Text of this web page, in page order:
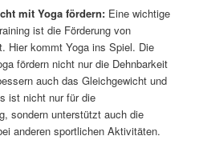
mit Yoga fördern: Eine wichtige
ist die Förderung von
Hier kommt Yoga ins Spiel. Die
fördern nicht nur die Dehnbarkeit
auch das Gleichgewicht und
ist nicht nur für die
sondern unterstützt auch die
anderen sportlichen Aktivitäten.